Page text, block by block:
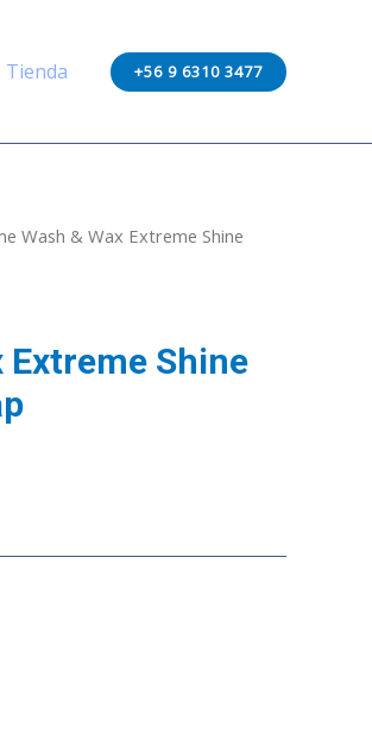
Tienda +56 9 6310 3477
Wash & Wax Extreme Shine
Extreme Shine